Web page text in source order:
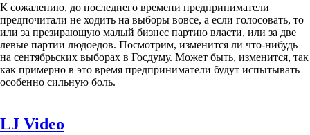
К сожалению, до последнего времени предприниматели
предпочитали не ходить на выборы вовсе, а если голосовать, то
или за презирающую малый бизнес партию власти, или за две
левые партии людоедов. Посмотрим, изменится ли что-нибудь
на сентябрьских выборах в Госдуму. Может быть, изменится, так
как примерно в это время предприниматели будут испытывать
особенно сильную боль.
LJ Video